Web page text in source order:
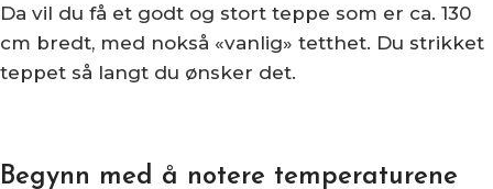
Da vil du få et godt og stort teppe som er ca. 130
cm bredt, med nokså «vanlig» tetthet. Du strikket
teppet så langt du ønsker det.
Begynn med å notere temperaturene